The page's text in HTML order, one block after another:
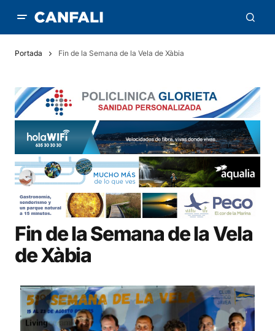
Portada Fin de la Semana de la Vela de Xàbia
Fin de la Semana de la Vela
de Xàbia